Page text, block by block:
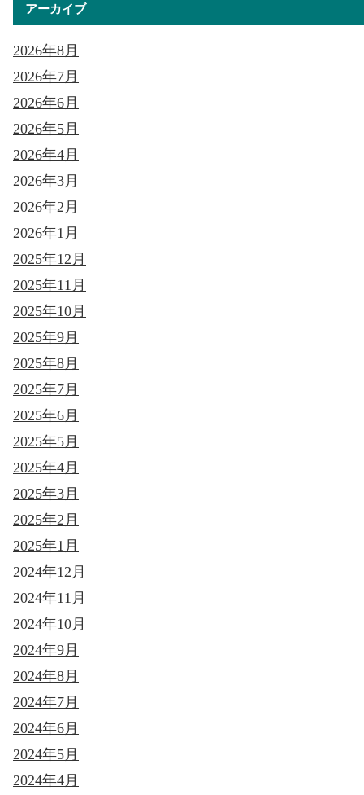
アーカイブ
2026年8月
2026年7月
2026年6月
2026年5月
2026年4月
2026年3月
2026年2月
2026年1月
2025年12月
2025年11月
2025年10月
2025年9月
2025年8月
2025年7月
2025年6月
2025年5月
2025年4月
2025年3月
2025年2月
2025年1月
2024年12月
2024年11月
2024年10月
2024年9月
2024年8月
2024年7月
2024年6月
2024年5月
2024年4月